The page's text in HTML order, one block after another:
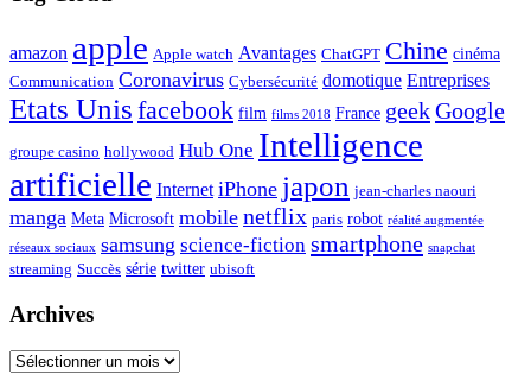
amazon apple Apple watch Avantages ChatGPT Chine cinéma
Communication Coronavirus Cybersécurité domotique Entreprises
Etats Unis facebook film films 2018 France geekGoogle
groupe casino hollywood Hub One Intelligence
artificielle Internet iPhone japon jean-charles naouri
manga Meta Microsoft mobile netflix paris robot réalité augmentée
réseaux sociaux samsung science-fiction smartphone snapchat
streaming Succès série twitter ubisoft
Archives
Archives